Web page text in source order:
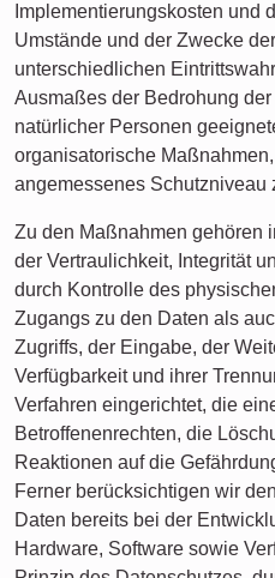
Implementierungskosten und
Umstände und der Zwecke
unterschiedlichen
Ausmaßes der Bedrohung
natürlicher Personen
organisatorische
angemessenes Schutzniveau
Zu den Maßnahmen gehören
der Vertraulichkeit, Integrität
durch Kontrolle des
Zugangs zu den Daten als
Zugriffs, der Eingabe, der
Verfügbarkeit und ihrer
Verfahren eingerichtet, die
Betroffenenrechten, die
Reaktionen auf die
Ferner berücksichtigen wir
Daten bereits bei der
Hardware, Software sowie